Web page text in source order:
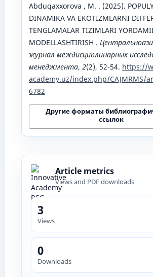
Abduqaxxorova , M. . (2025).
DINAMIKA VA EKOTIZMLARNI
TENGLAMALAR TIZIMLARI
MODELLASHTIRISH .
журнал междисциплинарных
менеджмента, 2(2), 52-54. https://
academy.uz/index.php/CAJMRMS/
6782
Другие форматы
ссылок
Article metrics
Views and PDF downloads
3
Views
0
Downloads